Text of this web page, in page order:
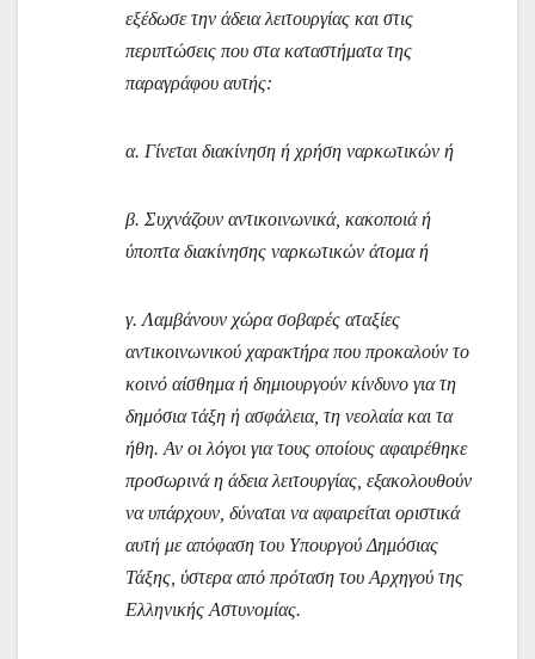
εξέδωσε την άδεια λειτουργίας και στις
περιπτώσεις που στα καταστήματα της
παραγράφου αυτής:
α. Γίνεται διακίνηση ή χρήση ναρκωτικών ή
β. Συχνάζουν αντικοινωνικά, κακοποιά ή
ύποπτα διακίνησης ναρκωτικών άτομα ή
γ. Λαμβάνουν χώρα σοβαρές αταξίες
αντικοινωνικού χαρακτήρα που προκαλούν το
κοινό αίσθημα ή δημιουργούν κίνδυνο για τη
δημόσια τάξη ή ασφάλεια, τη νεολαία και τα
ήθη. Αν οι λόγοι για τους οποίους αφαιρέθηκε
προσωρινά η άδεια λειτουργίας, εξακολουθούν
να υπάρχουν, δύναται να αφαιρείται οριστικά
αυτή με απόφαση του Υπουργού Δημόσιας
Τάξης, ύστερα από πρόταση του Αρχηγού της
Ελληνικής Αστυνομίας.